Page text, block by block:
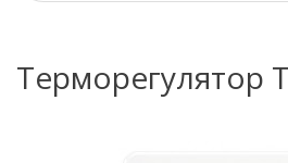
Терморегулятор